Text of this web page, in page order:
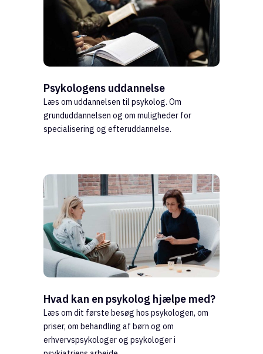
Psykologens uddannelse
Læs om uddannelsen til psykolog. Om
grunduddannelsen og om muligheder for
specialisering og efteruddannelse.
Hvad kan en psykolog hjælpe med?
Læs om dit første besøg hos psykologen, om
priser, om behandling af børn og om
erhvervspsykologer og psykologer i